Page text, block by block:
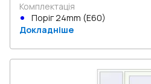
Комплектація
Поріг 24mm (E60)
Докладніше